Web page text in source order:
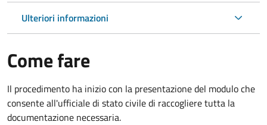
Ulteriori informazioni
Come fare
Il procedimento ha inizio con la presentazione del modulo che
consente all'ufficiale di stato civile di raccogliere tutta la
documentazione necessaria.